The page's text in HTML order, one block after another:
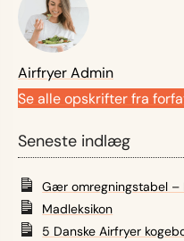
Airfryer Admin
Se alle opskrifter fra
Seneste indlæg
Gær omregningstabel
Madleksikon
5 Danske Airfryer